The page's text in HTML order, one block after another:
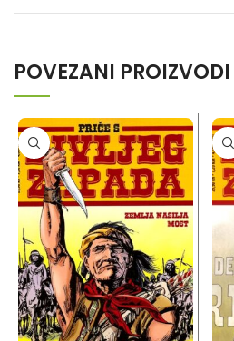
POVEZANI PROIZVODI